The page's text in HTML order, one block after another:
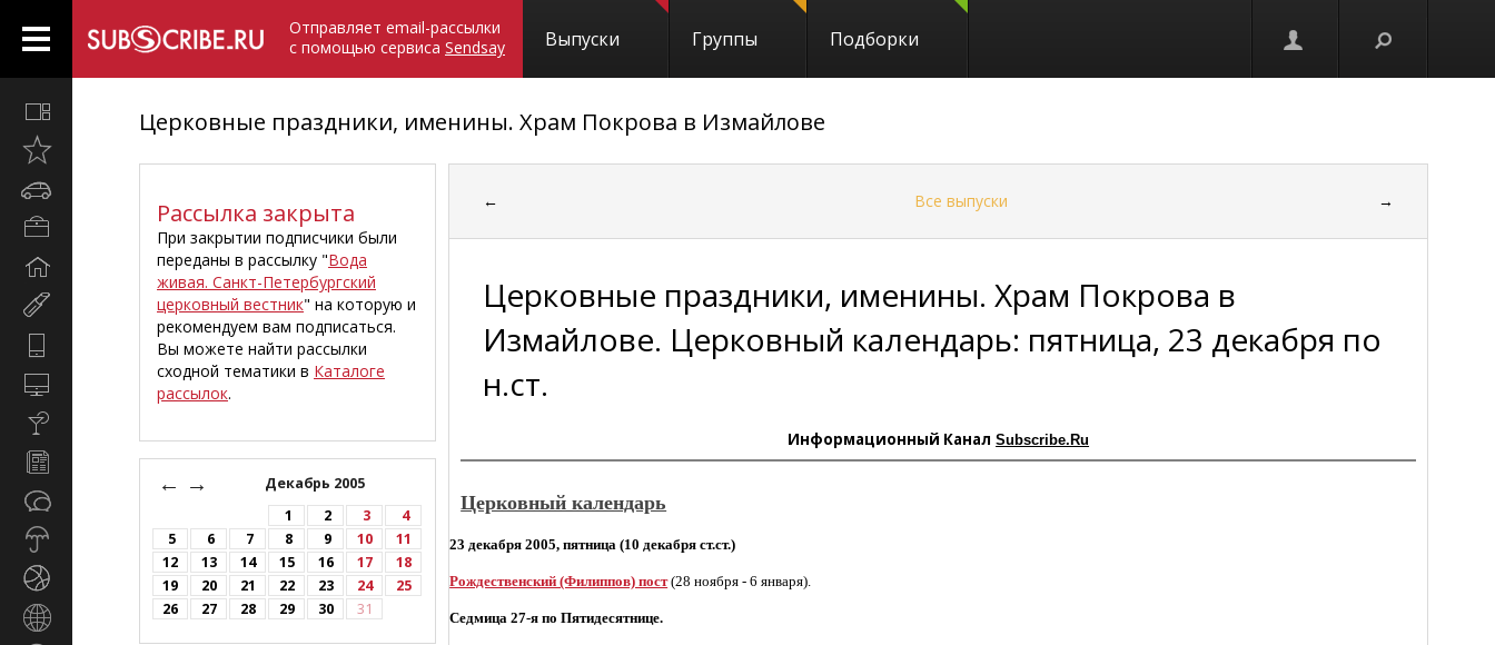
Отправляет email-рассылки
с помощью сервиса Sendsay Выпуски Группы Подборки
недавно
Компьютеры
Новости
Церковные праздники, именины. Храм Покрова в Измайлове
Рассылка закрыта
При закрытии подписчики были
переданы в рассылку "Вода
живая. Санкт-Петербургский
церковный вестник" на которую и
рекомендуем вам подписаться.
Вы можете найти рассылки
сходной тематики в Каталоге
рассылок.
← Декабрь 2005
→
1 2 3
4
5
6 7 8 9 10
11
12
13 14 15 16 17
18
19
20 21 22 23 24
25
26
27 28 29 30 31
← Все выпуски →
Церковные праздники, именины. Храм Покрова в
Измайлове. Церковный календарь: пятница, 23 декабря по
н.ст.
Информационный Канал Subscribe.Ru
Церковный календарь
23 декабря 2005, пятница (10 декабря ст.ст.)
Рождественский (Филиппов) пост(28 ноября - 6 января).
Седмица 27-я по Пятидесятнице.